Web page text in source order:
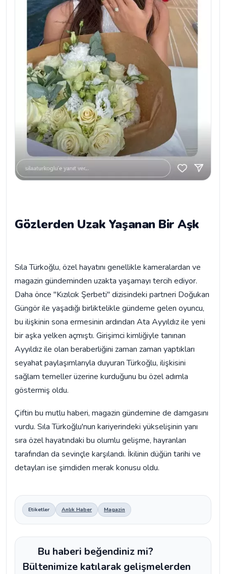
Gözlerden Uzak Yaşanan Bir Aşk
Sıla Türkoğlu, özel hayatını genellikle kameralardan ve
magazin gündeminden uzakta yaşamayı tercih ediyor.
Daha önce "Kızılcık Şerbeti" dizisindeki partneri Doğukan
Güngör ile yaşadığı birliktelikle gündeme gelen oyuncu,
bu ilişkinin sona ermesinin ardından Ata Ayyıldız ile yeni
bir aşka yelken açmıştı. Girişimci kimliğiyle tanınan
Ayyıldız ile olan beraberliğini zaman zaman yaptıkları
seyahat paylaşımlarıyla duyuran Türkoğlu, ilişkisini
sağlam temeller üzerine kurduğunu bu özel adımla
göstermiş oldu.
Çiftin bu mutlu haberi, magazin gündemine de damgasını
vurdu. Sıla Türkoğlu'nun kariyerindeki yükselişinin yanı
sıra özel hayatındaki bu olumlu gelişme, hayranları
tarafından da sevinçle karşılandı. İkilinin düğün tarihi ve
detayları ise şimdiden merak konusu oldu.
Etiketler Anlık Haber Magazin
Bu haberi beğendiniz mi?
Bültenimize katılarak gelişmelerden